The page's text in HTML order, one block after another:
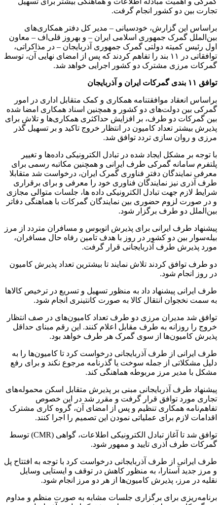
توافق شد مدیران مرزی دو طرف تعداد کامیون‌های در صف انتظار
خروج را روزانه به طرف مقابل اعلام کنند. این رقم مبنای حداقل
پذیرش کامیون‌ها از سوی گمرک هر طرف خواهد بود.
طرف ایرانی از طرف آذربایجانی درخواست کرد تا کامیون‌ها را به
دلیل مشکلاتی از جمله سوخت یا گذرنامه مرجوع نکند و برای رفع
مشکل با مدیر مرز مربوطه هماهنگی کند.
پیشنهاد طرف آذربایجانی مبنی بر پذیرش متقابل اسکن محموله‌های
تجاری مورد توافق قرار گرفت و مقرر شد در این خصوص
تفاهم‌نامه همکاری تنظیم و پس از امضای آن، گروه کاری مشترک
اقدامات لازم برای عملیاتی نمودن این تصمیم را اجرا کنند.
توافق شد تا آغاز تبادل الکترونیکی اطلاعات، گواهی (CMR) توسط
گمرکات طرف آذری تایید و ممهور شود.
طرف ایرانی از طرف آذربایجانی درخواست کرد با توجه به افتتاح پل
و مرز جدید آستارا، به منظور کاهش در توقف و ایستایی وسایل
نقلیه در مرز، پذیرش کامیون‌ها از هر دو مرز انجام شود.
برنامه‌ریزی برای برگزاری جلسات مشابه به صورت منظم و مداوم
بین گمرکات دو طرف در مرزهای مشترک ایران و آذربایجان هر
شش ماه یک بار و جلسات منظم مدیران مرزی، به تفکیک هر مرز
به صورت ماهانه پیگیری و انجام شود.
گفتنی است؛ ناظر گمرکات آذربایجان شرقی، ناظر گمرکات گیلان،
ناظر گمرکات اردبیل، مدیرکل گمرک آستارا، مدیر کل گمرک
بیله‌سوار، مدیر کل گمرک جلفا، معاون دفتر همکاری‌های بین‌الملل،
معاون دفتر هماهنگی استان‌ها، معاون گمرک آستارا و کارشناس
اقتصادی سفارت ایران در آذربایجان از جمله اعضای هیئت گمرک
ایران در این مذاکرات بودند.
انتهای پیام
منبع:ایسنا
ایران و جمهوری آذربایجان گمرك
آخرین اخبار
کشف ۱۵۲ دستگاه ماینر غیرمجاز در لرستان
1 هفته پیش
شفاف‌سازی ۲۸ میلیارد یورو تعهدات ارزی
2 هفته پیش
اکیپ صیادان غیرمجاز ماهی در سنقروکلیایی
دستگیر شدند